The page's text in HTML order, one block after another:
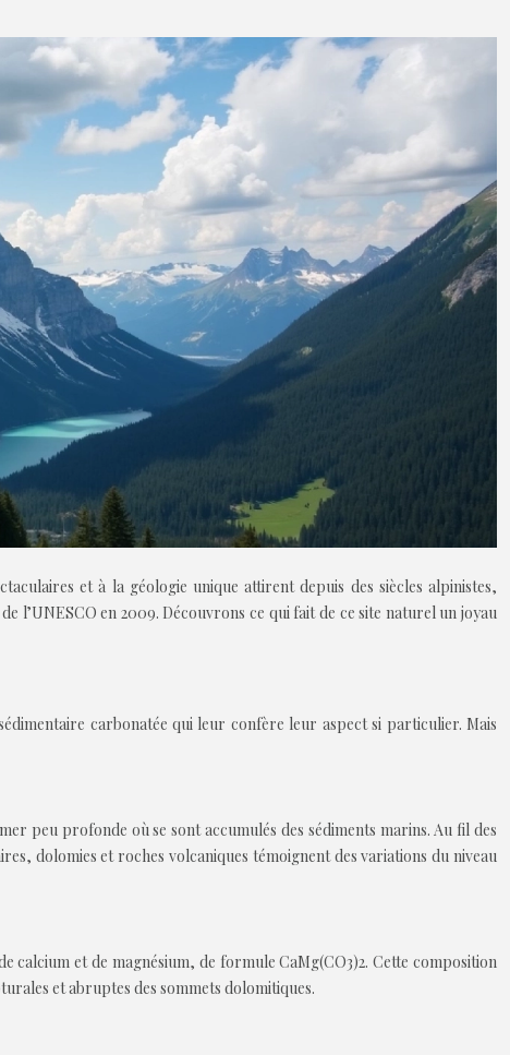
et à la géologie unique attirent depuis des siècles alpinistes,
en 2009. Découvrons ce qui fait de ce site naturel un joyau
carbonatée qui leur confère leur aspect si particulier. Mais
peu profonde où se sont accumulés des sédiments marins. Au fil des
dolomies et roches volcaniques témoignent des variations du niveau
et de magnésium, de formule CaMg(CO3)2. Cette composition
et abruptes des sommets dolomitiques.